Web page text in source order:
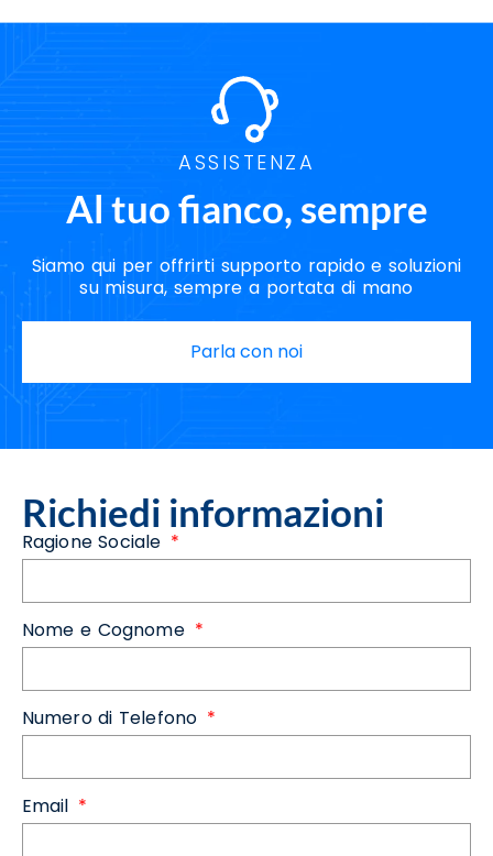
Soluzioni Backup Salerno
Soluzioni Hosting Salerno
Soluzioni Housing Salerno
Soluzioni Server Salerno
Strategie Disaster Recovery Salerno
ASSISTENZA
Al tuo fianco, sempre
Siamo qui per offrirti supporto rapido e soluzioni
su misura, sempre a portata di mano
Parla con noi
Richiedi informazioni
Ragione Sociale
Nome e Cognome
Numero di Telefono
Email